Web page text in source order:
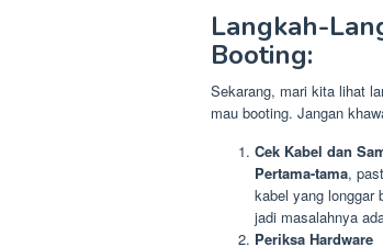
Langkah-
Booting:
Sekarang, mari kita lihat
mau booting. Jangan
Cek Kabel dan
Pertama-tama,
kabel yang longgar
jadi masalahnya
Periksa Hardware